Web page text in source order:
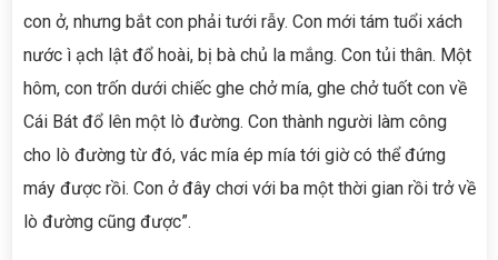
con ở, nhưng bắt con phải tưới rẫy. Con mới tám tuổi xách
nước ì ạch lật đổ hoài, bị bà chủ la mắng. Con tủi thân. Một
hôm, con trốn dưới chiếc ghe chở mía, ghe chở tuốt con về
Cái Bát đổ lên một lò đường. Con thành người làm công
cho lò đường từ đó, vác mía ép mía tới giờ có thể đứng
máy được rồi. Con ở đây chơi với ba một thời gian rồi trở về
lò đường cũng được”.